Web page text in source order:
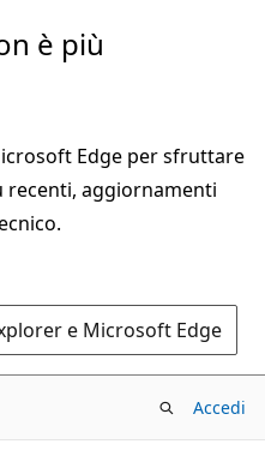
è più
Edge per sfruttare
recenti, aggiornamenti
e Microsoft Edge
Accedi